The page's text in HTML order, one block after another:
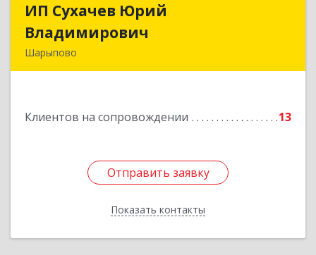
ИП Сухачев Юрий
Владимирович
Шарыпово
Клиентов на сопровождении 13
Отправить заявку
Показать контакты
ИП Сухачев Юрий
Подробнее
Отправить заявку
Назад